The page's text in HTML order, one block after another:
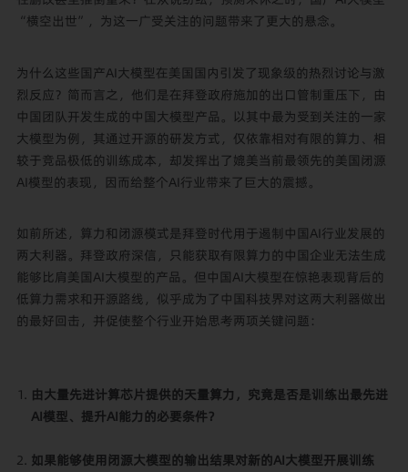
“横空出世”，为这一广受关注的问题带来了更大的悬念。
为什么这些国产AI大模型在美国国内引发了现象级的热烈讨论与激
烈反应？简而言之，他们是在拜登政府施加的出口管制重压下，由
中国团队开发生成的中国大模型产品。以其中最为受到关注的一家
大模型为例，其通过开源的研发方式，仅依靠相对有限的算力、相
较于竞品极低的训练成本，却发挥出了媲美当前最领先的美国闭源
AI模型的表现，因而给整个AI行业带来了巨大的震撼。
如前所述，算力和闭源模式是拜登时代用于遏制中国AI行业发展的
两大利器。拜登政府深信，只能获取有限算力的中国企业无法生成
能够比肩美国AI大模型的产品。但中国AI大模型在惊艳表现背后的
低算力需求和开源路线，似乎成为了中国科技界对这两大利器做出
的最好回击，并促使整个行业开始思考两项关键问题：
由大量先进计算芯片提供的天量算力，究竟是否是训练出最先进
AI模型、提升AI能力的必要条件？
如果能够使用闭源大模型的输出结果对新的AI大模型开展训练